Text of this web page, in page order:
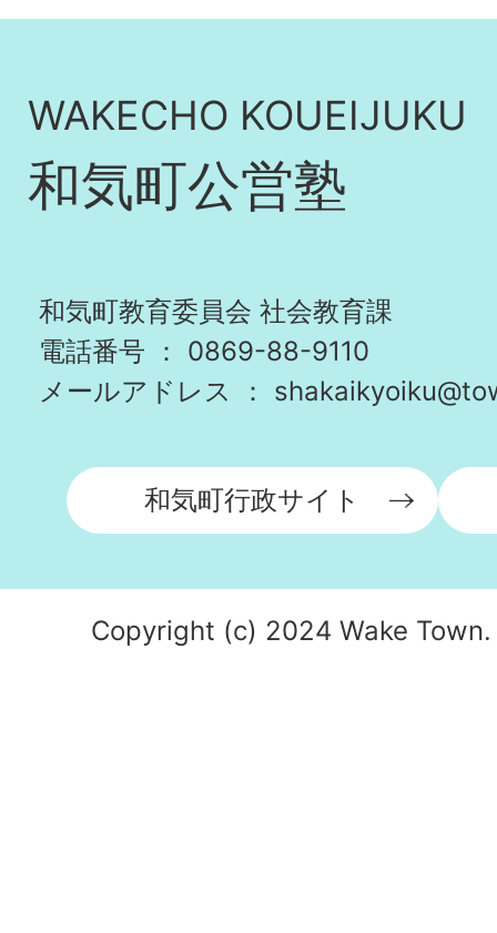
WAKECHO KOUEIJUKU
和気町公営塾
和気町教育委員会 社会教育課
電話番号 ： 0869-88-9110
メールアドレス ：
和気町行政サイト
Copyright (c) 2024 Wake